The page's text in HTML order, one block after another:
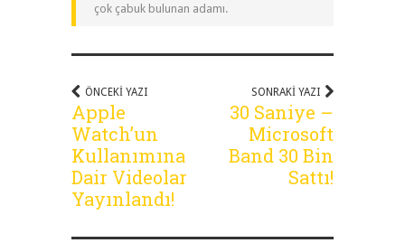
çok çabuk bulunan adamı.
ÖNCEKI YAZI
Apple
Watch’un
Kullanımına
Dair Videolar
Yayınlandı!
SONRAKI YAZI
30 Saniye –
Microsoft
Band 30 Bin
Sattı!